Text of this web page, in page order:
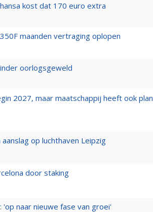
kost dat 170 euro extra
maanden vertraging oplopen
oorlogsgeweld
2027, maar maatschappij heeft ook plan
op luchthaven Leipzig
door staking
naar nieuwe fase van groei'